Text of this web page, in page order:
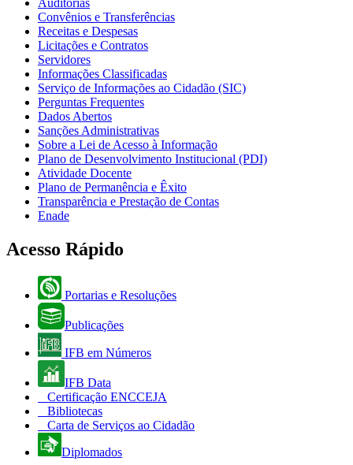
Auditorias
Convênios e Transferências
Receitas e Despesas
Licitações e Contratos
Servidores
Informações Classificadas
Serviço de Informações ao Cidadão (SIC)
Perguntas Frequentes
Dados Abertos
Sanções Administrativas
Sobre a Lei de Acesso à Informação
Plano de Desenvolvimento Institucional (PDI)
Atividade Docente
Plano de Permanência e Êxito
Transparência e Prestação de Contas
Enade
Acesso Rápido
Portarias e Resoluções
Publicações
IFB em Números
IFB Data
Certificação ENCCEJA
Bibliotecas
Carta de Serviços ao Cidadão
Diplomados